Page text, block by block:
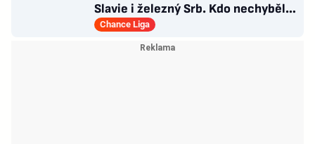
Slavie i železný Srb. Kdo nechyběl
pět let?
Chance Liga